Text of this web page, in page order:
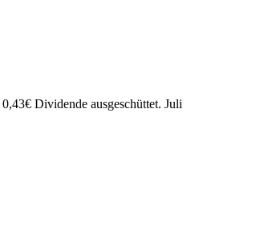
0,43€ Dividende ausgeschüttet. Juli